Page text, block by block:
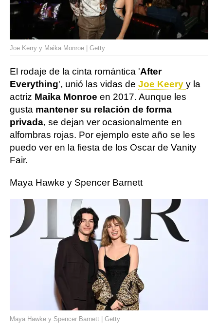
Joe Kerry y Maika Monroe | Getty
El rodaje de la cinta romántica 'After
Everything', unió las vidas de Joe Keery y la
actriz Maika Monroe en 2017. Aunque les
gusta mantener su relación de forma
privada, se dejan ver ocasionalmente en
alfombras rojas. Por ejemplo este año se les
puedo ver en la fiesta de los Oscar de Vanity
Fair.
Maya Hawke y Spencer Barnett
Maya Hawke y Spencer Barnett | Getty